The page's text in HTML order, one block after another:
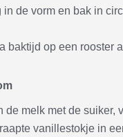
in de vorm en bak in
baktijd op een rooster
de melk met de suiker,
vanillestokje in